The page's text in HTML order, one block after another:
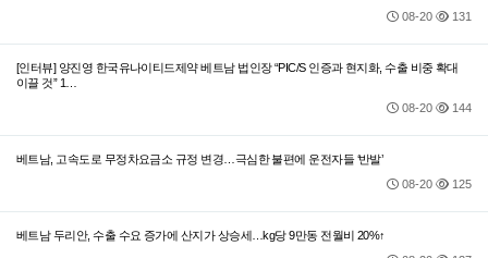
08-20
131
[인터뷰] 양진영 한국유나이티드제약 베트남 법인장 “PIC/S 인증과 현지화, 수출 비중 확대
이끌 것” 1…
08-20
144
베트남, 고속도로 무정차요금소 규정 변경…극심한 불편에 운전자들 ‘반발’
08-20
125
베트남 두리안, 수출 수요 증가에 산지가 상승세…kg당 9만동 전월비 20%↑